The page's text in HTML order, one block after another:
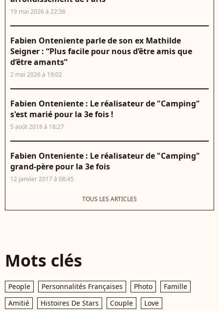
19 mai 2026 à 22:36
Fabien Onteniente parle de son ex Mathilde
Seigner : “Plus facile pour nous d’être amis que
d’être amants”
2 mai 2026 à 19:02
Fabien Onteniente : Le réalisateur de "Camping"
s'est marié pour la 3e fois !
5 août 2018 à 18:27
Fabien Onteniente : Le réalisateur de "Camping"
grand-père pour la 3e fois
12 janvier 2017 à 08:45
TOUS LES ARTICLES
Mots clés
People Personnalités Françaises Photo
Famille
Amitié
Histoires De Stars Couple Love